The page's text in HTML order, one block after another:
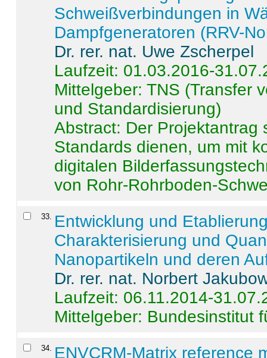
Schweißverbindungen in
Dampfgeneratoren (RRV-
Dr. rer. nat. Uwe Zscherpel
Laufzeit: 01.03.2016-
Mittelgeber: TNS (Transfer
und Standardisierung)
Abstract: Der Projektantrag
Standards dienen, um mit
digitalen
von Rohr-Rohrboden-
33. Entwicklung und
Charakterisierung und
Nanopartikeln und deren
Dr. rer. nat. Norbert
Laufzeit: 06.11.2014-
Mittelgeber: Bundesinstitut
34. ENVCRM-Matrix reference